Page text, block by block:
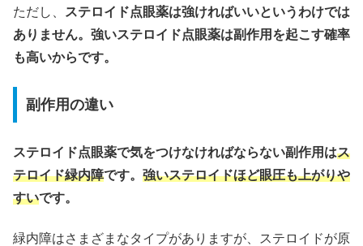
ただし、
ステロイド点眼薬は強ければいいというわけでは
ありません。強いステロイド点眼薬は副作用を起こす確率
も高いからです。
副作用の違い
ステロイド点眼薬で気をつけなければならない副作用はス
テロイド緑内障です。 強いステロイドほど眼圧も上がりや
すいです。
緑内障はさまざまなタイプがありますが、ステロイドが原